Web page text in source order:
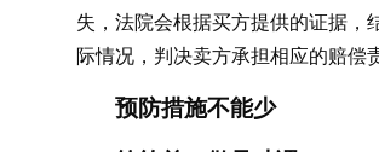
失，法院会根据买方提供的证据，
际情况，判决卖方承担相应的赔偿
预防措施不能少